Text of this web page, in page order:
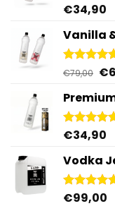
uit 5
€34,90
Vanilla
5.00
€79,00 €
uit 5
€34,90
Vodka
€99,00